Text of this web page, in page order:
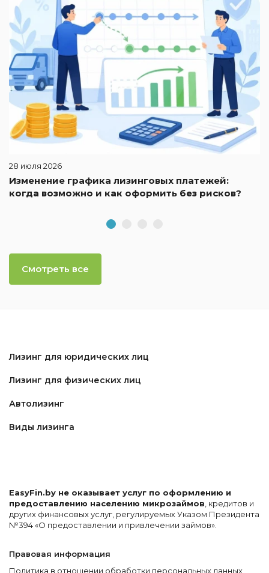
28 июля 2026
Изменение графика лизинговых платежей:
когда возможно и как оформить без рисков?
Смотреть все
Лизинг для юридических лиц
Лизинг для физических лиц
Автолизинг
Виды лизинга
EasyFin.by не оказывает услуг по оформлению и
предоставлению населению микрозаймов , кредитов и
других финансовых услуг, регулируемых Указом Президента
№394 «О предоставлении и привлечении займов».
Правовая информация
Политика в отношении обработки персональных данных